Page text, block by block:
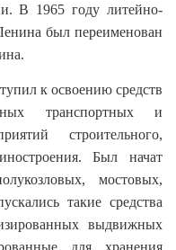
В 1965 году литейно-
был переименован
к освоению средств
транспортных и
строительного,
Был начат
мостовых,
такие средства
выдвижных